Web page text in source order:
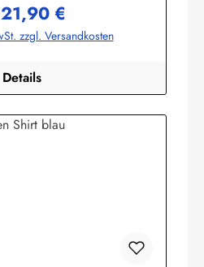
Bekleidungswerk
Wittmundinfo@modas-
Preis:
21,90 €
zzgl. Versandkosten
Details